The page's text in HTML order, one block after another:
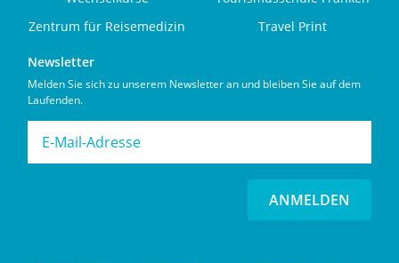
Zentrum für Reisemedizin
Travel Print
Newsletter
Melden Sie sich zu unserem Newsletter an und bleiben Sie auf dem
Laufenden.
ANMELDEN